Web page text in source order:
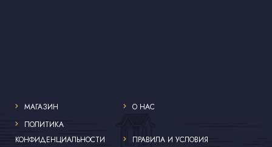
МАГАЗИН
О НАС
ПОЛИТИКА
КОНФИДЕНЦИАЛЬНОСТИ
ПРАВИЛА И УСЛОВИЯ